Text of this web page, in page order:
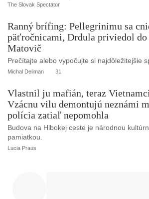
The Slovak Spectator
Ranný brífing: Pellegrinimu sa
päťročnicami, Drdula priviedol do
Matovič
Prečítajte alebo vypočujte si najdôležitejšie
Michal Deliman 31
Vlastnil ju mafián, teraz
Vzácnu vilu demontujú neznámi
polícia zatiaľ nepomohla
Budova na Hlbokej ceste je národnou
pamiatkou.
Lucia Praus